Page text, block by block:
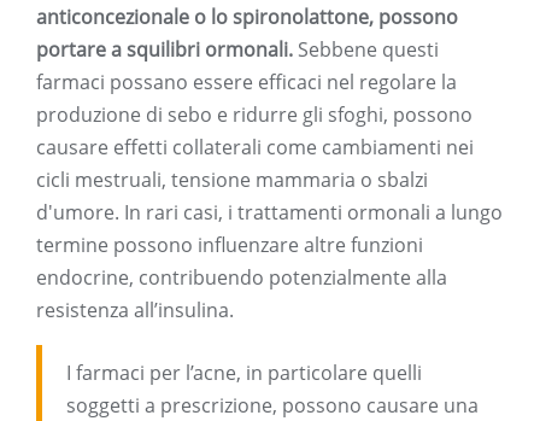
anticoncezionale o lo spironolattone, possono
portare a squilibri ormonali. Sebbene questi
farmaci possano essere efficaci nel regolare la
produzione di sebo e ridurre gli sfoghi, possono
causare effetti collaterali come cambiamenti nei
cicli mestruali, tensione mammaria o sbalzi
d'umore. In rari casi, i trattamenti ormonali a lungo
termine possono influenzare altre funzioni
endocrine, contribuendo potenzialmente alla
resistenza all’insulina.
I farmaci per l’acne, in particolare quelli
soggetti a prescrizione, possono causare una